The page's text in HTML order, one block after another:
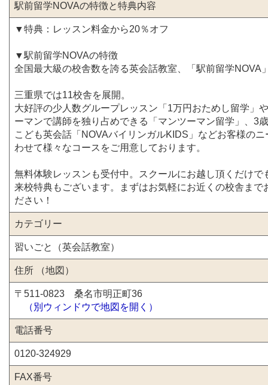
駅前留学NOVAの特徴と特典内容
▼特典：レッスン料金から20％オフ
▼駅前留学NOVAの特徴
全国最大級の校舎数を誇る英会話教室、「駅前留学NOVA
三重県では11校舎を展開。
大好評の少人数グループレッスン「1万円おためし留学」
ーマンで講師を独り占めできる「マンツーマン留学」、3
こども英会話「NOVAバイリンガルKIDS」などお客様のニ
わせて様々なコースをご用意しております。
無料体験レッスンも受付中。スクールにお越し頂くだけで
来校特典もございます。まずはお気軽にお近くの校舎まで
ださい！
カテゴリー
習いごと（英会話教室）
住所 （地図）
〒511-0823 桑名市明正町36
（別ウィンドウで地図を開く）
電話番号
0120-324929
FAX番号